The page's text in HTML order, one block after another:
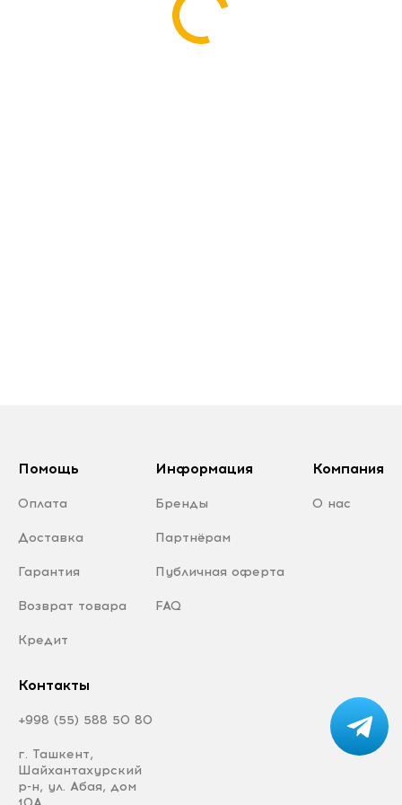
Помощь
Оплата
Доставка
Гарантия
Возврат товара
Кредит
Информация
Бренды
Партнёрам
Публичная оферта
FAQ
Компания
О нас
Контакты
+998 (55) 588 50 80
г. Ташкент,
Шайхантахурский
р-н, ул. Абая, дом